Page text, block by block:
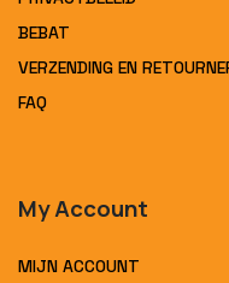
BEBAT
VERZENDING EN
FAQ
My Account
MIJN ACCOUNT